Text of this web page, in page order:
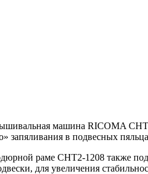
машина RICOMA
запяливания в подвесных
раме CHT2-1208 также
для увеличения